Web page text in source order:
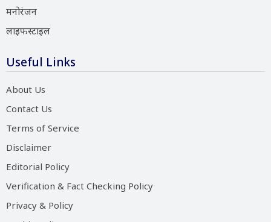
मनोरंजन
लाइफस्टाइल
Useful Links
About Us
Contact Us
Terms of Service
Disclaimer
Editorial Policy
Verification & Fact Checking Policy
Privacy & Policy